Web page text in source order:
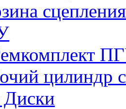
сцепления
цилиндр